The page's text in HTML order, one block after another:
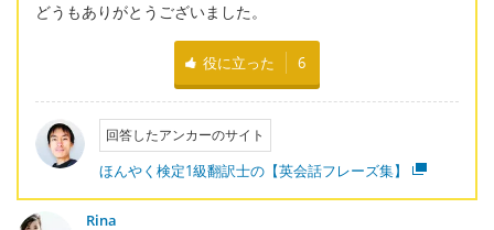
どうもありがとうございました。
役に立った 6
回答したアンカーのサイト
ほんやく検定1級翻訳士の【英会話フレーズ集】
Rina